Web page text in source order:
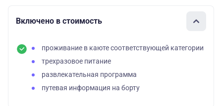
Включено в стоимость
проживание в каюте соответствующей категории
трехразовое питание
развлекательная программа
путевая информация на борту